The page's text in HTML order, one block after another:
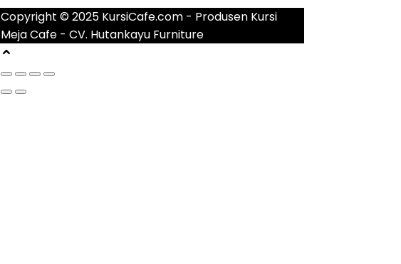
Copyright © 2025 KursiCafe.com - Produsen Kursi
Meja Cafe - CV. Hutankayu Furniture